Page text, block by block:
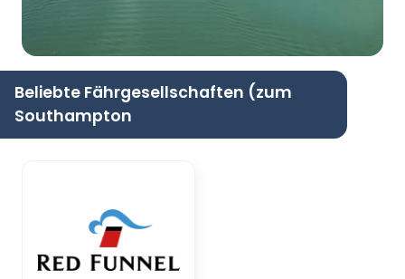
Beliebte Fährgesellschaften (zum
Southampton